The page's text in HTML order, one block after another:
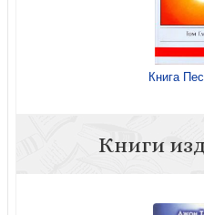
Книга
Книги